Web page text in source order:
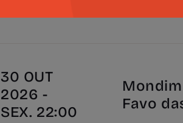
30 OUT
2026 -
SEX. 22:00
Favo